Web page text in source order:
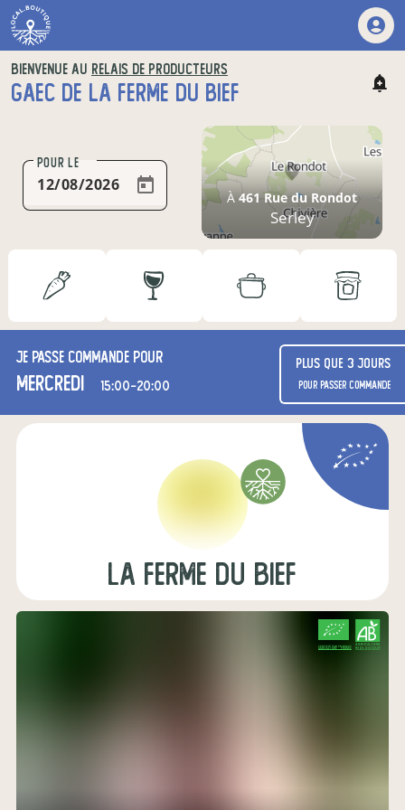
BIENVENUE AU RELAIS DE PRODUCTEURS
GAEC DE LA FERME DU BIEF
POUR LE
À461 Rue du Rondot
Serley
Je passe commande pour
mercredi 15:00-20:00
Plus que 3 jours
pour passer commande
La Ferme du Bief
CERTIFIÉ PAR FR-BIO-01
AGRICULTURE FRANCE